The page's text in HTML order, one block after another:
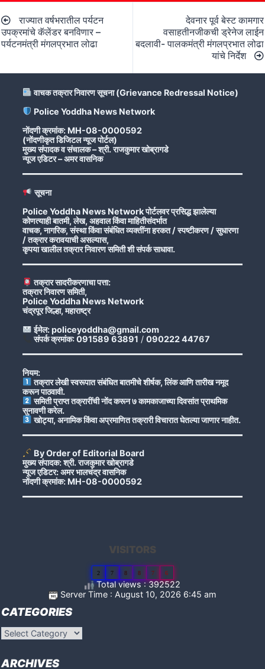
navigation
राज्यात वर्षभरातील पर्यटन
उपक्रमांचे कॅलेंडर बनविणार –
पर्यटनमंत्री मंगलप्रभात लोढा
देवनार पूर्व बेस्ट कामगार
वसाहतीनजीकची ड्रेनेज लाईन
बदलावी- पालकमंत्री मंगलप्रभात लोढा
यांचे निर्देश
वाचक तक्रार निवारण सूचना (Grievance Redressal Notice)
Police Yoddha News Network
नोंदणी क्रमांक: MH-08-0000592
(नोंदणीकृत डिजिटल न्यूज पोर्टल)
मुख्य संपादक व संचालक – श्री. राजकुमार खोब्रागडे
न्यूज एडिटर – अमर वासनिक
सूचना
Police Yoddha News Network पोर्टलवर प्रसिद्ध झालेल्या
कोणत्याही बातमी, लेख, अहवाल किंवा माहितीसंदर्भात
वाचक, नागरिक, संस्था किंवा संबंधित व्यक्तींना हरकत / स्पष्टीकरण / सुधारणा
/ तक्रार करावयाची असल्यास,
कृपया खालील तक्रार निवारण समिती शी संपर्क साधावा.
तक्रार सादरीकरणाचा पत्ता:
तक्रार निवारण समिती,
Police Yoddha News Network
चंद्रपूर जिल्हा, महाराष्ट्र
ईमेल: policeyoddha@gmail.com
संपर्क क्रमांक: 091589 63891 / 090222 44767
नियम:
तक्रार लेखी स्वरूपात संबंधित बातमीचे शीर्षक, लिंक आणि तारीख नमूद
करून पाठवावी.
समिती प्राप्त तक्रारींची नोंद करून ७ कामकाजाच्या दिवसांत प्राथमिक
सुनावणी करेल.
खोट्या, अनामिक किंवा अप्रमाणित तक्रारी विचारात घेतल्या जाणार नाहीत.
By Order of Editorial Board
मुख्य संपादक: श्री. राजकुमार खोब्रागडे
न्यूज एडिटर: अमर भालचंद्र वासनिक
नोंदणी क्रमांक: MH-08-0000592
VISITORS
2 7 8 8 7 6
Total views : 392522
Server Time : August 10, 2026 6:45 am
CATEGORIES
Categories
ARCHIVES